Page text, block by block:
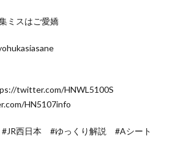
ミスはご愛嬌
twitter.com/HNWL5100S
HN5107info
西日本 #ゆっくり解説 #Aシート